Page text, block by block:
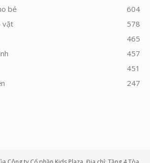
bé
604
vặt
578
465
457
451
247